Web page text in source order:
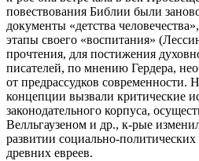
повествования Библии были
документы «детства
этапы своего «воспитания»
прочтения, для постижения
писателей, по мнению Гердера,
от предрассудков современности.
концепции вызвали критические
законодательного корпуса,
Велльгаузеном и др., к-рые
развитии социально-
древних евреев.